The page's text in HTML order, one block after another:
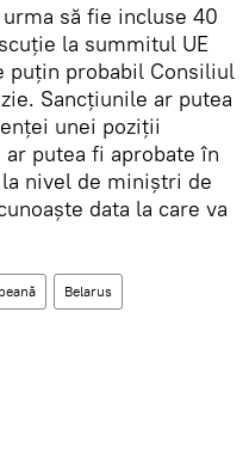
să fie incluse 40
la summitul UE
puțin probabil Consiliul
Sancțiunile ar putea
unei poziții
putea fi aprobate în
nivel de miniștri de
data la care va
Belarus